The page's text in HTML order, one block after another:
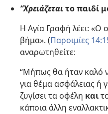
“Χρειάζεταιτο παιδί
Η Αγία Γραφή λέει: «Ο
βήμα». (Παροιμίες
αναρωτηθείτε:
“Μήπως θα ήταν καλό
για θέμα ασφάλειας ή
ζυγίσει τα οφέλη και
κάποια άλλη